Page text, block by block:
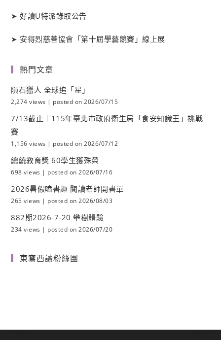
➤好讀U特派錄取公告
➤ 安得烈慈善協會「第十屆學藝競賽」線上展
熱門文章
隕石獵人 全球追「星」
2,274 views | posted on 2026/07/15
7/13截止｜115年臺北市政府衛生局「食安知識王」挑戰
賽
1,156 views | posted on 2026/07/12
總統教育獎 60學生獲殊榮
698 views | posted on 2026/07/16
2026暑假嗑書趣 閱讀老師開書單
265 views | posted on 2026/08/03
882期2026-7-20 攀樹體驗
234 views | posted on 2026/07/20
東寫西讀粉絲團